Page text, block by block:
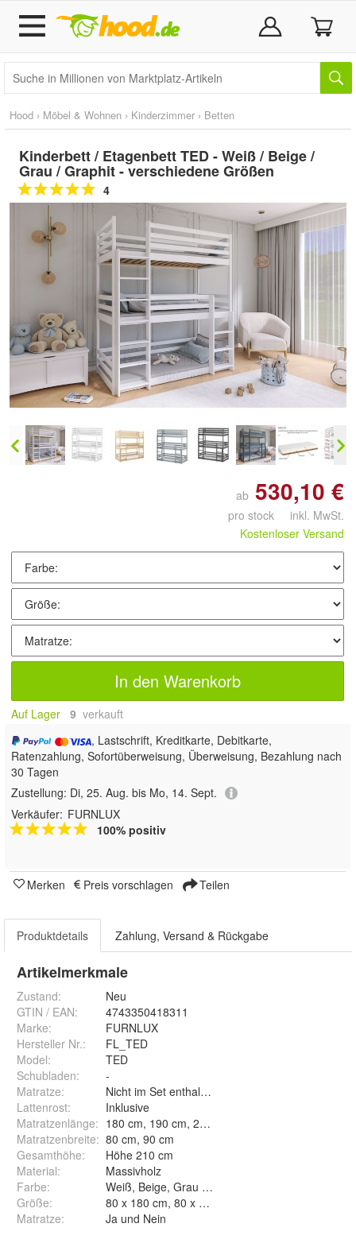
Hood › Möbel & Wohnen › Kinderzimmer › Betten
Kinderbett / Etagenbett TED - Weiß / Beige /
Grau / Graphit - verschiedene Größen
4
Doppelt antippen zum
vergrößern
ab 530,10 €
pro stock inkl. MwSt.
Kostenloser Versand
In den Warenkorb
Auf Lager 9 verkauft
, Lastschrift, Kreditkarte, Debitkarte,
Ratenzahlung, Sofortüberweisung, Überweisung, Bezahlung nach
30 Tagen
Zustellung: Di, 25. Aug. bis Mo, 14. Sept.
Verkäufer: FURNLUX
100% positiv
Merken Preis vorschlagen Teilen
Produktdetails Zahlung, Versand & Rückgabe
Artikelmerkmale
Zustand:
Neu
GTIN / EAN:
4743350418311
Marke:
FURNLUX
Hersteller Nr.:
FL_TED
Model:
TED
Schubladen:
-
Matratze:
Nicht im Set enthalten
Lattenrost:
Inklusive
Matratzenlänge: 180 cm, 190 cm, 200 cm
Matratzenbreite: 80 cm, 90 cm
Gesamthöhe:
Höhe 210 cm
Material:
Massivholz
Farbe:
Größe:
Matratze: Ja und Nein